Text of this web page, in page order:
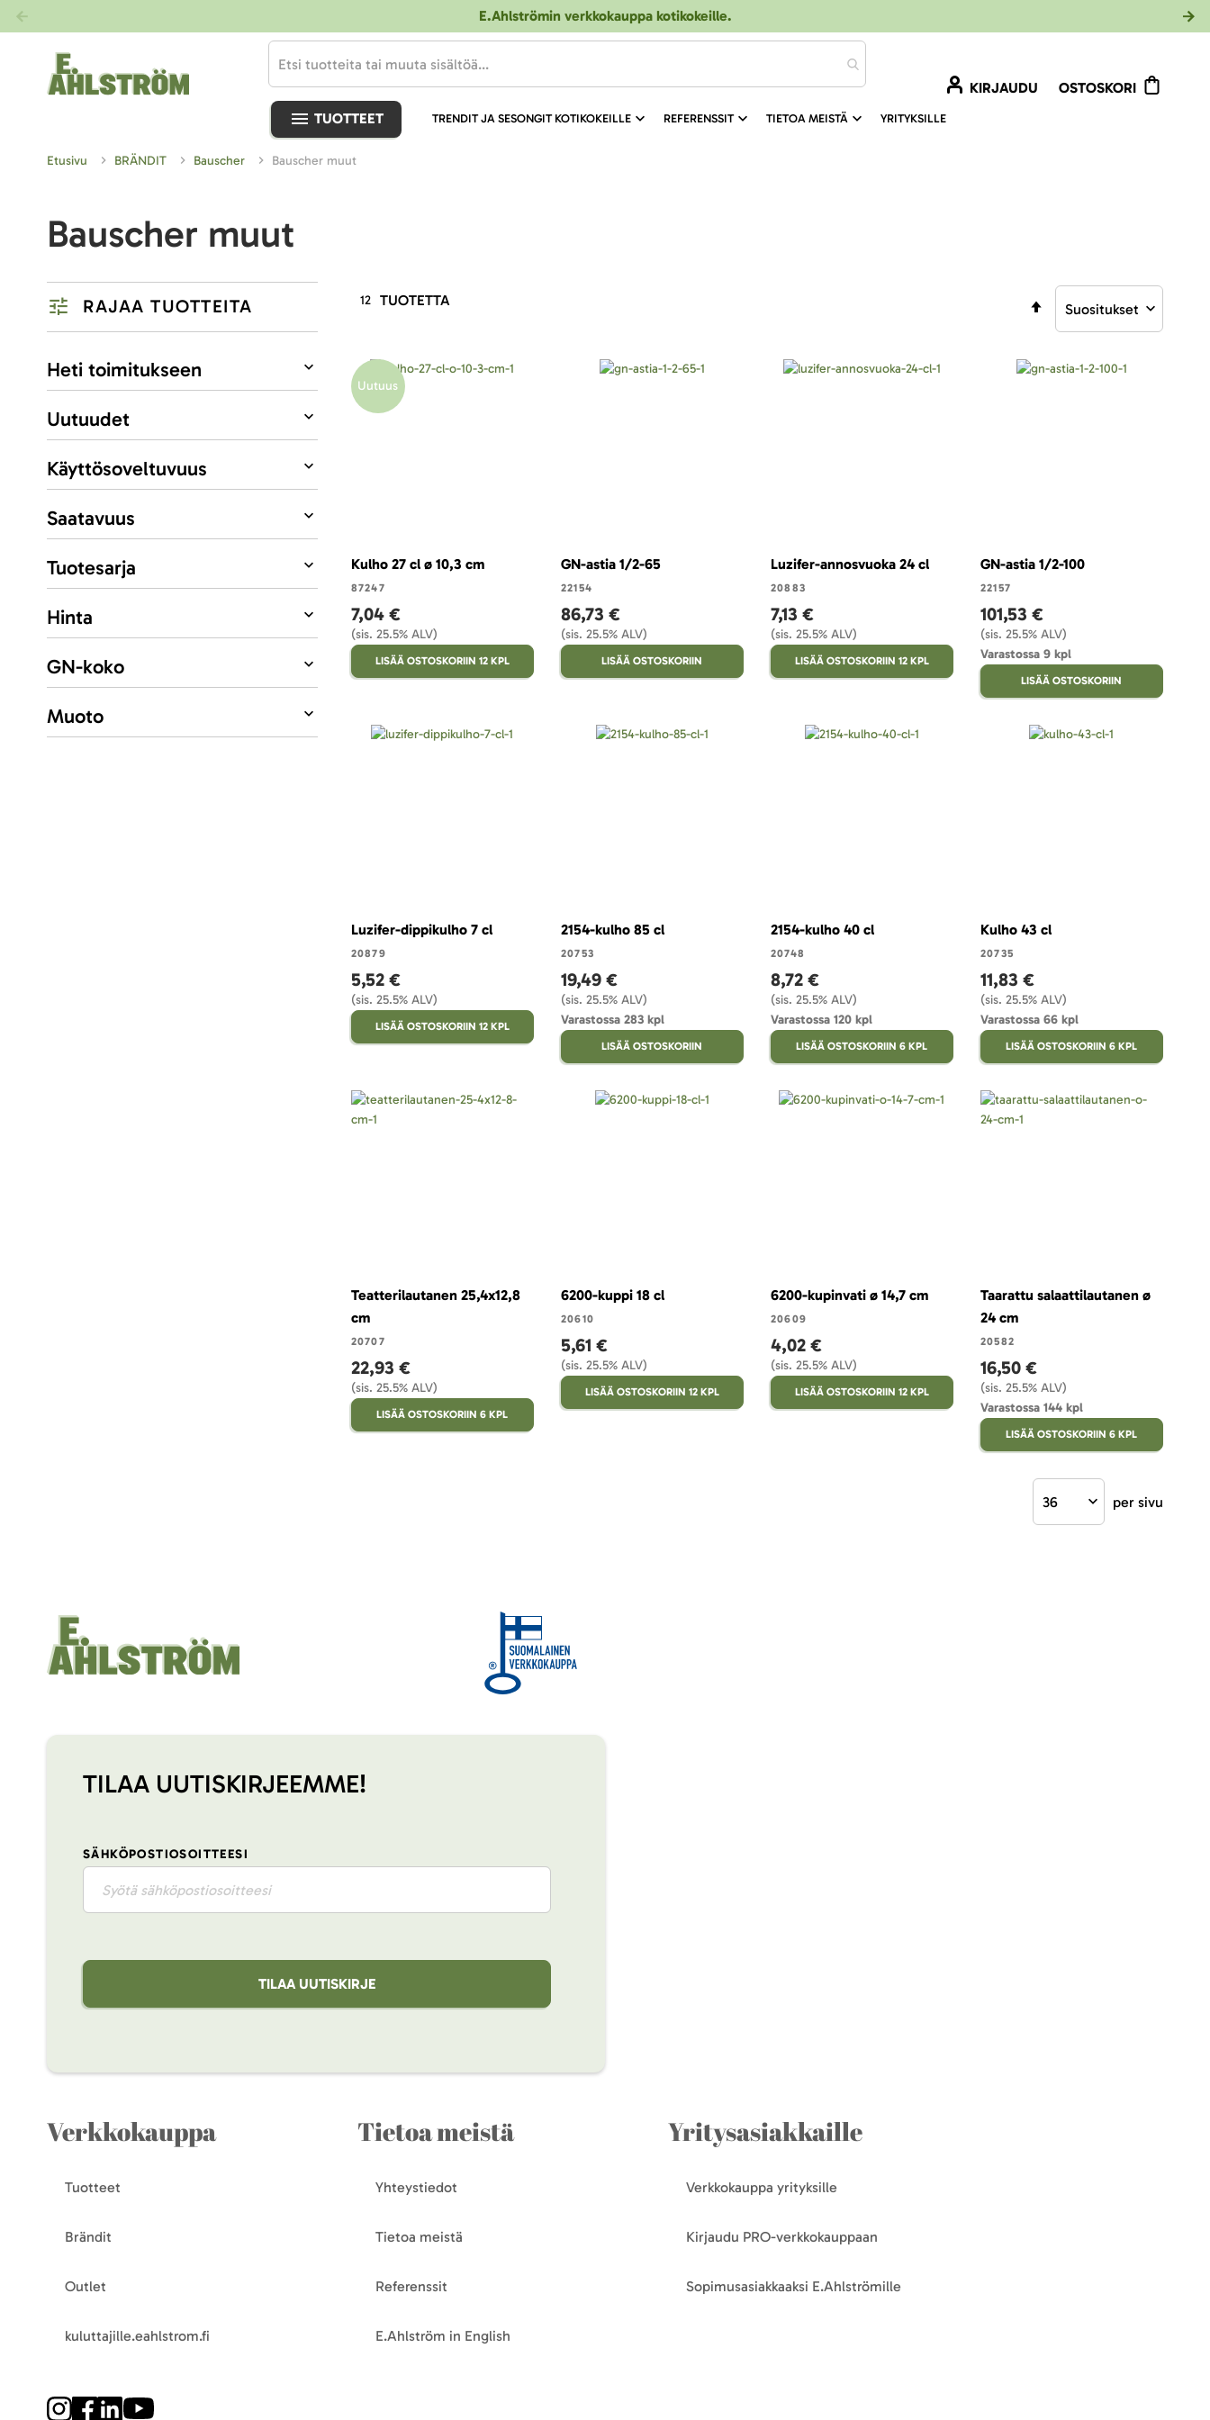
E.Ahlströmin verkkokauppa kotikokeille.
KIRJAUDU
OSTOSKORI
TUOTTEET
TRENDIT JA SESONGIT KOTIKOKEILLE REFERENSSIT TIETOA MEISTÄ YRITYKSILLE
Etusivu BRÄNDIT Bauscher Bauscher muut
Bauscher muut
12 TUOTETTA
Aseta
laskevaan
Uutuus
Kulho 27 cl ø 10,3 cm
87247
7,04 €
(sis. 25.5% ALV)
LISÄÄ OSTOSKORIIN 12 KPL
GN-astia 1/2-65
22154
86,73 €
(sis. 25.5% ALV)
LISÄÄ OSTOSKORIIN
Luzifer-annosvuoka 24 cl
20883
7,13 €
(sis. 25.5% ALV)
LISÄÄ OSTOSKORIIN 12 KPL
GN-astia 1/2-100
22157
101,53 €
(sis. 25.5% ALV)
Varastossa 9 kpl
LISÄÄ OSTOSKORIIN
Luzifer-dippikulho 7 cl
20879
5,52 €
(sis. 25.5% ALV)
LISÄÄ OSTOSKORIIN 12 KPL
2154-kulho 85 cl
20753
19,49 €
(sis. 25.5% ALV)
Varastossa 283 kpl
LISÄÄ OSTOSKORIIN
2154-kulho 40 cl
20748
8,72 €
(sis. 25.5% ALV)
Varastossa 120 kpl
LISÄÄ OSTOSKORIIN 6 KPL
Kulho 43 cl
20735
11,83 €
(sis. 25.5% ALV)
Varastossa 66 kpl
LISÄÄ OSTOSKORIIN 6 KPL
Teatterilautanen 25,4x12,8
cm
20707
22,93 €
(sis. 25.5% ALV)
LISÄÄ OSTOSKORIIN 6 KPL
6200-kuppi 18 cl
20610
5,61 €
(sis. 25.5% ALV)
LISÄÄ OSTOSKORIIN 12 KPL
6200-kupinvati ø 14,7 cm
20609
4,02 €
(sis. 25.5% ALV)
LISÄÄ OSTOSKORIIN 12 KPL
Taarattu salaattilautanen ø
24 cm
20582
16,50 €
(sis. 25.5% ALV)
Varastossa 144 kpl
LISÄÄ OSTOSKORIIN 6 KPL
per sivu
RAJAA TUOTTEITA
Listausvalinnat
Heti toimitukseen
Uutuudet
Käyttösoveltuvuus
Saatavuus
Tuotesarja
Hinta
GN-koko
Muoto
TILAA UUTISKIRJEEMME!
SÄHKÖPOSTIOSOITTEESI
TILAA UUTISKIRJE
Verkkokauppa
Tuotteet
Brändit
Outlet
kuluttajille.eahlstrom.fi
Tietoa meistä
Yhteystiedot
Tietoa meistä
Referenssit
E.Ahlström in English
Yritysasiakkaille
Verkkokauppa yrityksille
Kirjaudu PRO-verkkokauppaan
Sopimusasiakkaaksi E.Ahlströmille